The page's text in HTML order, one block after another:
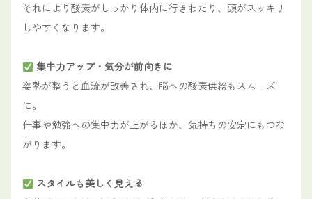
それにより酸素がしっかり体内に行きわたり、頭がスッキリ
しやすくなります。
集中力アップ・気分が前向きに
姿勢が整うと血流が改善され、脳への酸素供給もスムーズ
に。
仕事や勉強への集中力が上がるほか、気持ちの安定にもつな
がります。
スタイルも美しく見える